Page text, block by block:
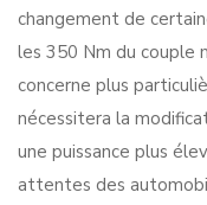
changement de
les 350 Nm du couple
concerne plus
nécessitera la
une puissance plus
attentes des